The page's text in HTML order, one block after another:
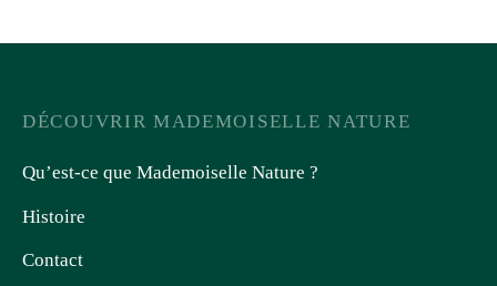
DÉCOUVRIR MADEMOISELLE NATURE
Qu’est-ce que Mademoiselle Nature ?
Histoire
Contact